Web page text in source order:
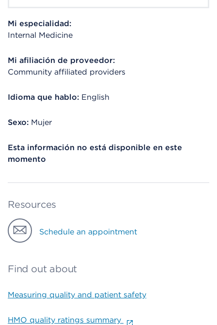
Mi especialidad:
Internal Medicine
Mi afiliación de proveedor:
Community affiliated providers
Idioma que hablo: English
Sexo: Mujer
Esta información no está disponible en este
momento
Resources
Schedule an appointment
Find out about
Measuring quality and patient safety
HMO quality ratings summary